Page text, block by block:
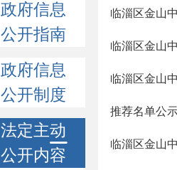
政府信息
公开指南
政府信息
公开制度
法定主动
公开内容
临淄区金山
临淄区金山
临淄区金山
推荐名单公
临淄区金山